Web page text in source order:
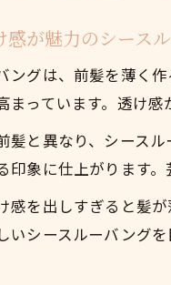
感が魅力のシース
ングは、前髪を薄く
まっています。透け
髪と異なり、シース
印象に仕上がります
感を出しすぎると髪
いシースルーバングを